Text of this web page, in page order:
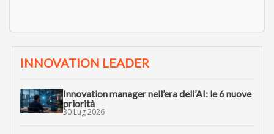
INNOVATION LEADER
Innovation manager nell’era dell’AI: le 6 nuove
priorità
30 Lug 2026